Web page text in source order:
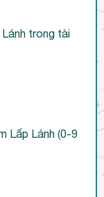
trong tài
Lấp Lánh (0-9